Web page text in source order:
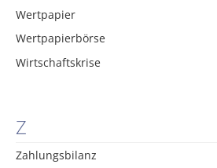
Wertpapier
Wertpapierbörse
Wirtschaftskrise
Z
Zahlungsbilanz